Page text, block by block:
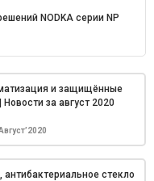
NODKA серии NP
и защищённые
за август 2020
стекло